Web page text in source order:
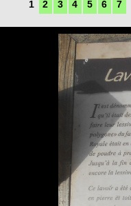
1 2 3 4 5 6 7